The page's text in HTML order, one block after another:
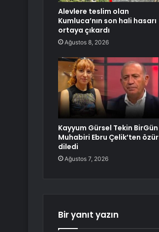
Alevlere teslim olan
Kumluca’nın son hali hasarı
ortaya çıkardı
Ağustos 8, 2026
Kayyum Gürsel Tekin BirGün
Muhabiri Ebru Çelik’ten özür
diledi
Ağustos 7, 2026
Bir yanıt yazın